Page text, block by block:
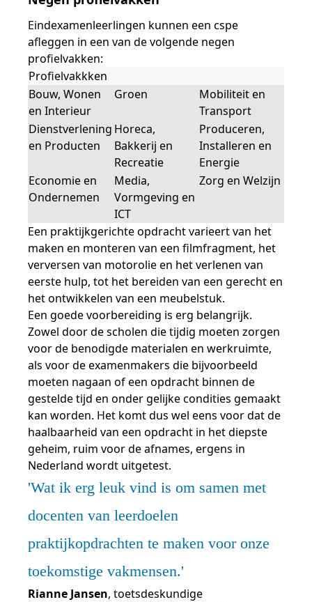
Snel naar
Bestellen
Jaarkalender
Samen bouwen voor het vo
Nieuwsbrief Kijk- en luistertoetsen
Snel naar
Ondersteuning
Reken- en taalontwikkeling
Op de hoogte blijven
Training Toetsdeskundige
Training Examencommissie
Aanmelden nieuwsbrief ho
Snel naar
Academische Woordenschattoets
Onze opdrachtgevers
Alfabetisering
Snel naar
Alfa-toetsen Volwassenenonderwijs
Alfa-toetsen ISK
Snel naar
Meer (beroeps)examens
Vakmanschap Warmtepomp
Vakmanschap Zonnestroom
NLQF kwalificatie
Zorg & welzijn
Nienke Elijzen
Kim Hendriks-Cornelissen
Saila Kiriwenno-Dovermann
Peter van den Berg
Wouter Roelofs
Promotieonderzoek
Snel naar
Themadossier basisvaardigheden
Een toets beoordelen
De leeropbrengst van toetsen
Kennisbank Stichting Cito
Toetstechnische begrippenlijst
Werken bij
Docenten gezocht
Zzp-trainers gezocht
Stageopdrachten
Collega's aan het woord
Eindexamenleerlingen kunnen een cspe
afleggen in een van de volgende negen
profielvakken:
Profielvakkken
Bouw, Wonen
en Interieur
Groen
Mobiliteit en
Transport
Dienstverlening
en Producten
Horeca,
Bakkerij en
Recreatie
Produceren,
Installeren en
Energie
Economie en
Ondernemen
Media,
Vormgeving en
ICT
Zorg en Welzijn
Een praktijkgerichte opdracht varieert van het
maken en monteren van een filmfragment, het
verversen van motorolie en het verlenen van
eerste hulp, tot het bereiden van een gerecht en
het ontwikkelen van een meubelstuk.
Een goede voorbereiding is erg belangrijk.
Zowel door de scholen die tijdig moeten zorgen
voor de benodigde materialen en werkruimte,
als voor de examenmakers die bijvoorbeeld
moeten nagaan of een opdracht binnen de
gestelde tijd en onder gelijke condities gemaakt
kan worden. Het komt dus wel eens voor dat de
haalbaarheid van een opdracht in het diepste
geheim, ruim voor de afnames, ergens in
Nederland wordt uitgetest.
Wat ik erg leuk vind is om samen met
docenten van leerdoelen
praktijkopdrachten te maken voor onze
toekomstige vakmensen.
Rianne Jansen, toetsdeskundige